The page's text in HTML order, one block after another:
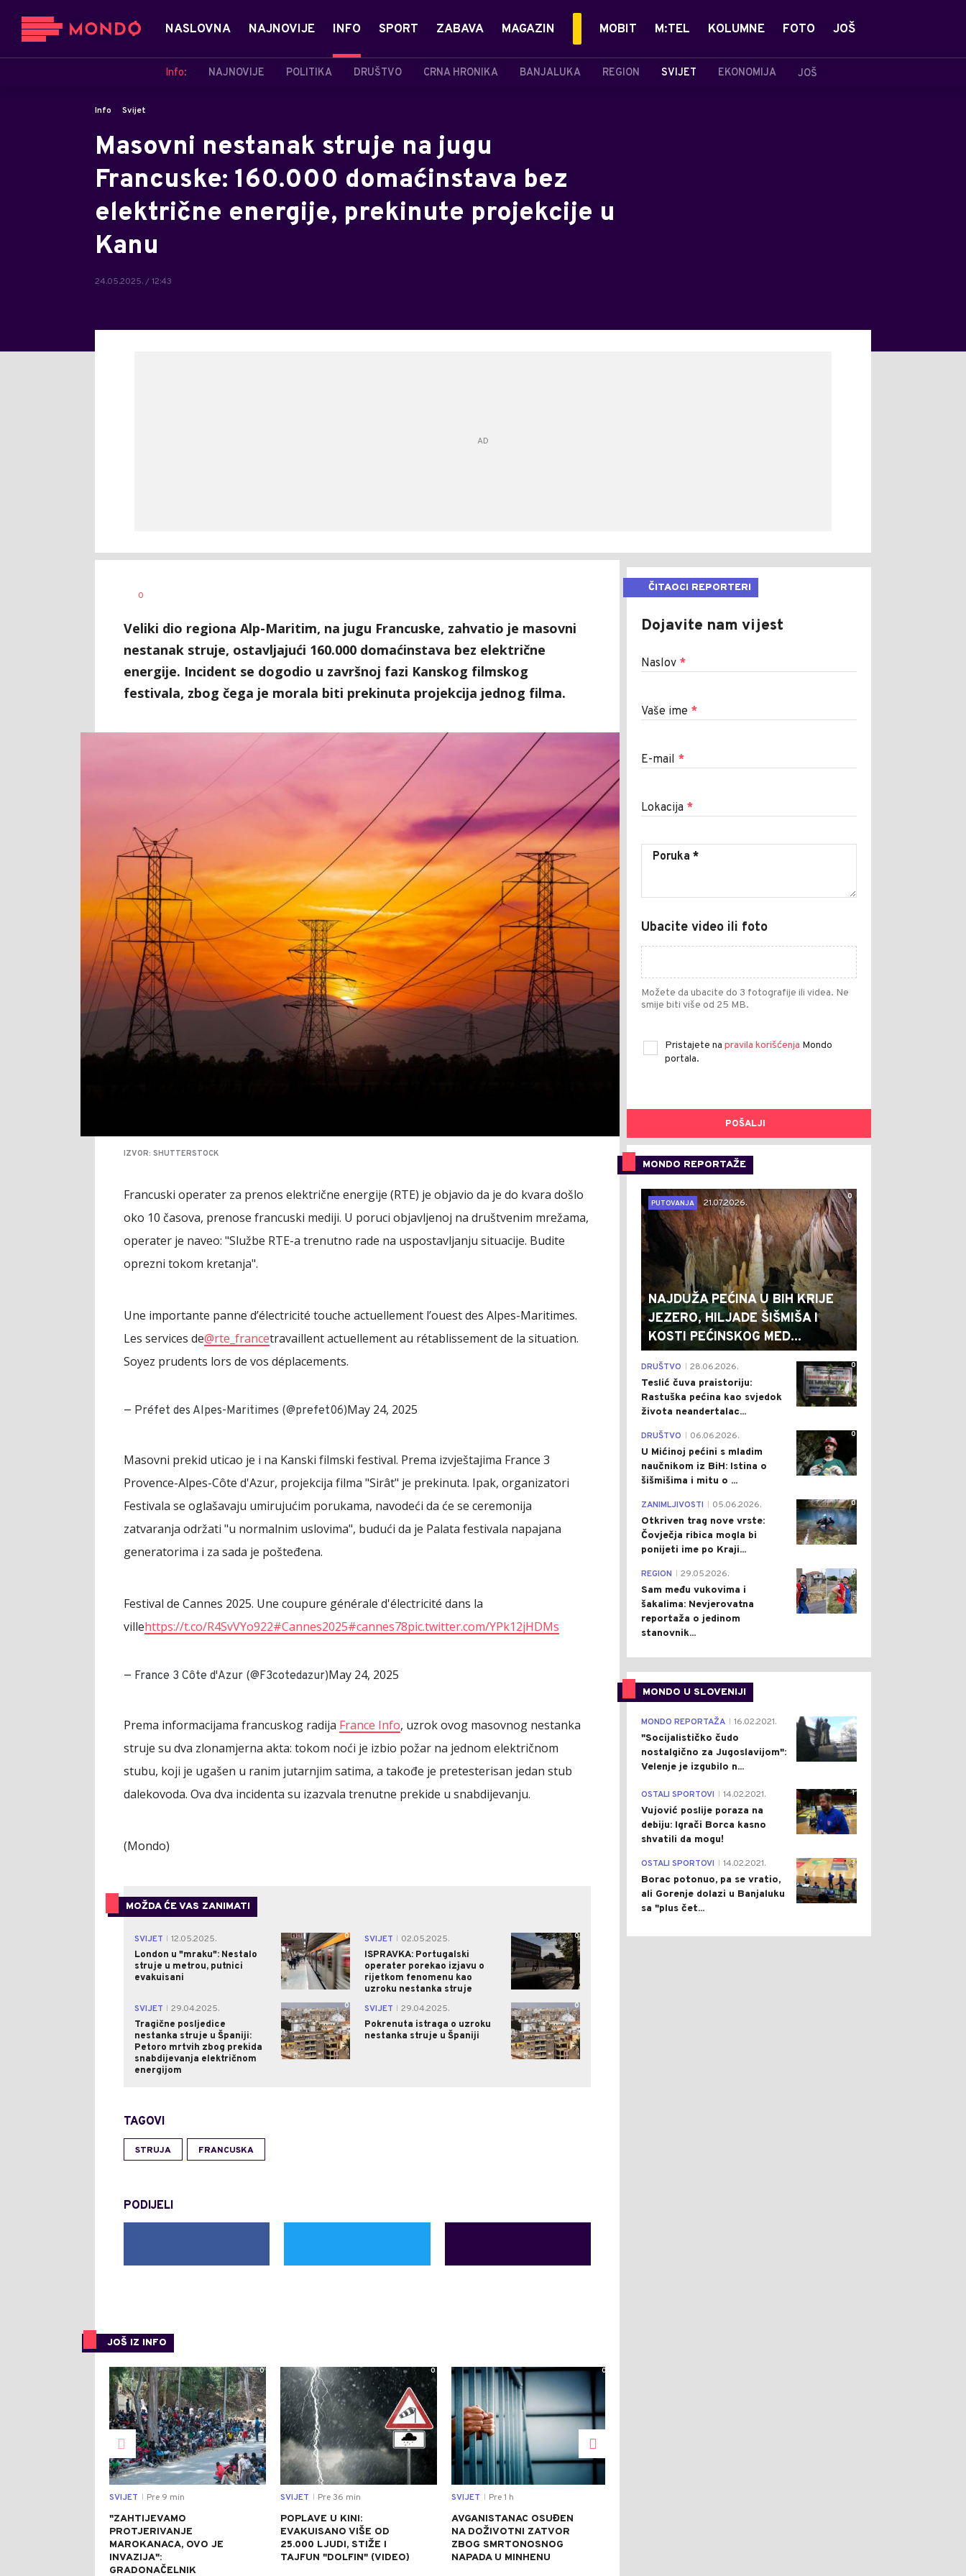
NASLOVNA NAJNOVIJE INFO
Info: NAJNOVIJE POLITIKA DRUŠTVO CRNA HRONIKA BANJALUKA REGION SVIJET EKONOMIJA JOŠ
SPORT ZABAVA MAGAZIN MOBIT M:TEL KOLUMNE FOTO JOŠ
Info Svijet
Masovni nestanak struje na jugu
Francuske: 160.000 domaćinstava bez
električne energije, prekinute projekcije u
Kanu
24.05.2025. / 12:43
AUTOR
0
Veliki dio regiona Alp-Maritim, na jugu Francuske, zahvatio je masovni
nestanak struje, ostavljajući 160.000 domaćinstava bez električne
energije. Incident se dogodio u završnoj fazi Kanskog filmskog
festivala, zbog čega je morala biti prekinuta projekcija jednog filma.
IZVOR: SHUTTERSTOCK
Francuski operater za prenos električne energije (RTE) je objavio da je do kvara došlo
oko 10 časova, prenose francuski mediji. U poruci objavljenoj na društvenim mrežama,
operater je naveo: "Službe RTE-a trenutno rade na uspostavljanju situacije. Budite
oprezni tokom kretanja".
Une importante panne d’électricité touche actuellement l’ouest des Alpes-Maritimes.
Les services de@rte_francetravaillent actuellement au rétablissement de la situation.
Soyez prudents lors de vos déplacements.
— Préfet des Alpes-Maritimes (@prefet06)May 24, 2025
Masovni prekid uticao je i na Kanski filmski festival. Prema izvještajima France 3
Provence-Alpes-Côte d'Azur, projekcija filma "Sirât" je prekinuta. Ipak, organizatori
Festivala se oglašavaju umirujućim porukama, navodeći da će se ceremonija
zatvaranja održati "u normalnim uslovima", budući da je Palata festivala napajana
generatorima i za sada je pošteđena.
Festival de Cannes 2025. Une coupure générale d'électricité dans la
villehttps://t.co/R4SvVYo922#Cannes2025#cannes78pic.twitter.com/YPk12jHDMs
— France 3 Côte d'Azur (@F3cotedazur)May 24, 2025
Prema informacijama francuskog radija France Info, uzrok ovog masovnog nestanka
struje su dva zlonamjerna akta: tokom noći je izbio požar na jednom električnom
stubu, koji je ugašen u ranim jutarnjim satima, a takođe je pretesterisan jedan stub
dalekovoda. Ova dva incidenta su izazvala trenutne prekide u snabdijevanju.
(Mondo)
MOŽDA ĆE VAS ZANIMATI
SVIJET
12.05.2025.
London u "mraku": Nestalo
struje u metrou, putnici
evakuisani
0 SVIJET
02.05.2025.
ISPRAVKA: Portugalski
operater porekao izjavu o
rijetkom fenomenu kao
uzroku nestanka struje
0
SVIJET
29.04.2025.
Tragične posljedice
nestanka struje u Španiji:
Petoro mrtvih zbog prekida
snabdijevanja električnom
energijom
0 SVIJET
29.04.2025.
Pokrenuta istraga o uzroku
nestanka struje u Španiji
0
TAGOVI
STRUJA FRANCUSKA
PODIJELI
JOŠ IZ INFO
0
SVIJET Pre 9 min
"ZAHTIJEVAMO
PROTJERIVANJE
MAROKANACA, OVO JE
INVAZIJA":
GRADONAČELNIK
0
SVIJET Pre 36 min
POPLAVE U KINI:
EVAKUISANO VIŠE OD
25.000 LJUDI, STIŽE I
TAJFUN "DOLFIN" (VIDEO)
0
SVIJET Pre 1 h
AVGANISTANAC OSUĐEN
NA DOŽIVOTNI ZATVOR
ZBOG SMRTONOSNOG
NAPADA U MINHENU
ČITAOCI REPORTERI
Dojavite nam vijest
Naslov *
Vaše ime *
E-mail *
Lokacija *
Ubacite video ili foto
Možete da ubacite do 3 fotografije ili videa. Ne
smije biti više od 25 MB.
Pristajete na pravila korišćenja Mondo
portala.
POŠALJI
MONDO REPORTAŽE
0
PUTOVANJA
21.07.2026.
NAJDUŽA PEĆINA U BIH KRIJE
JEZERO, HILJADE ŠIŠMIŠA I
KOSTI PEĆINSKOG MED...
0
DRUŠTVO 28.06.2026.
Teslić čuva praistoriju:
Rastuška pećina kao svjedok
života neandertalac...
0
DRUŠTVO 06.06.2026.
U Mićinoj pećini s mladim
naučnikom iz BiH: Istina o
šišmišima i mitu o ...
0
ZANIMLJIVOSTI 05.06.2026.
Otkriven trag nove vrste:
Čovječja ribica mogla bi
ponijeti ime po Kraji...
0
REGION 29.05.2026.
Sam među vukovima i
šakalima: Nevjerovatna
reportaža o jedinom
stanovnik...
MONDO U SLOVENIJI
4
MONDO REPORTAŽA 16.02.2021.
"Socijalističko čudo
nostalgično za Jugoslavijom":
Velenje je izgubilo n...
1
OSTALI SPORTOVI 14.02.2021.
Vujović poslije poraza na
debiju: Igrači Borca kasno
shvatili da mogu!
3
OSTALI SPORTOVI 14.02.2021.
Borac potonuo, pa se vratio,
ali Gorenje dolazi u Banjaluku
sa "plus čet...